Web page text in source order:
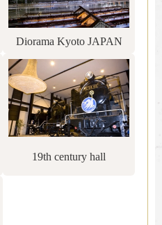
Diorama Kyoto JAPAN
19th century hall